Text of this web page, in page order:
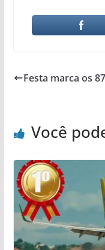
Festa marca os
Você